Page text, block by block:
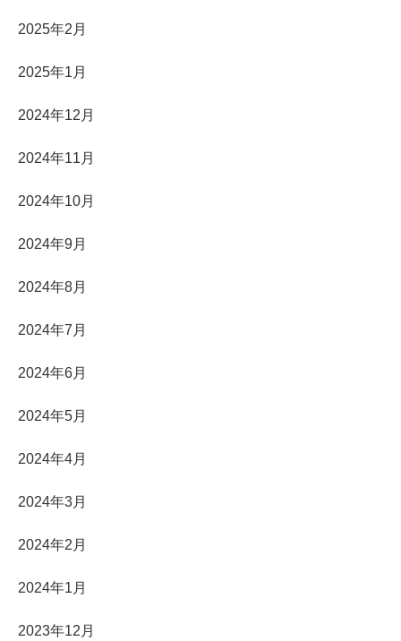
2025年2月
2025年1月
2024年12月
2024年11月
2024年10月
2024年9月
2024年8月
2024年7月
2024年6月
2024年5月
2024年4月
2024年3月
2024年2月
2024年1月
2023年12月